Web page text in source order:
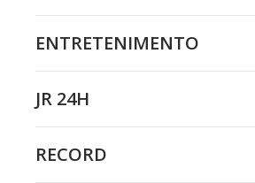
ENTRETENIMENTO
JR 24H
RECORD